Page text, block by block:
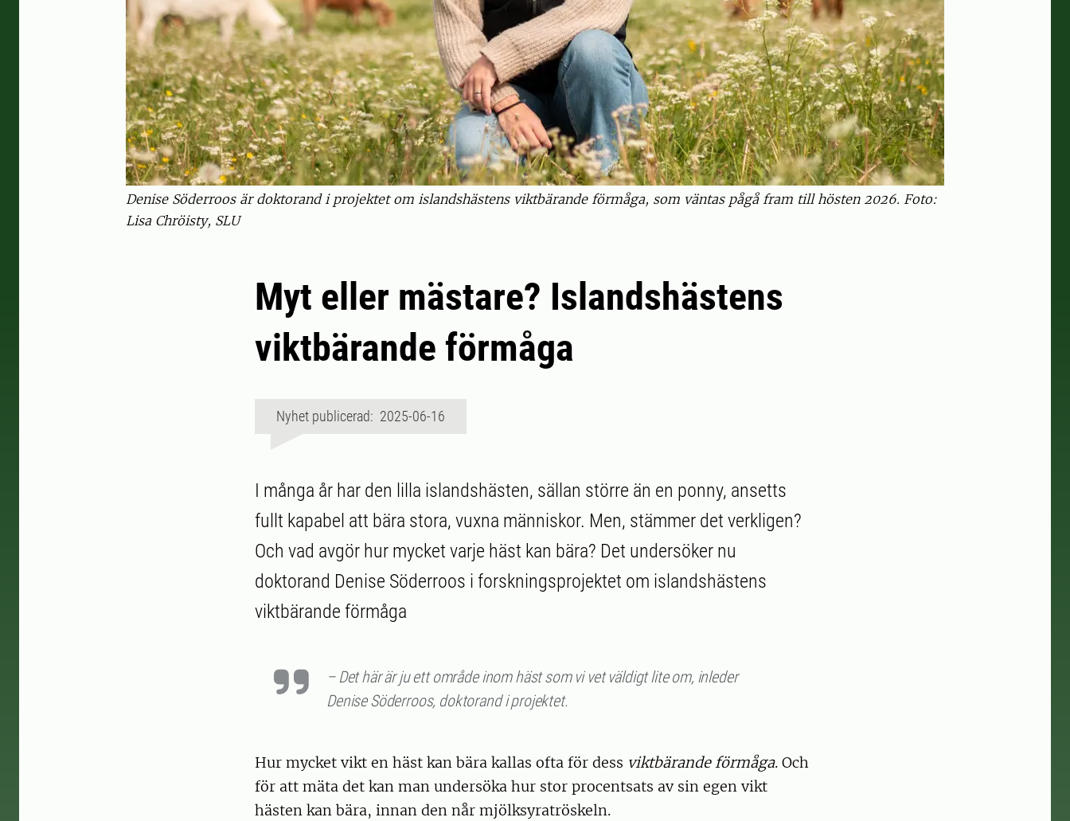
Denise Söderroos är doktorand i projektet om islandshästens viktbärande förmåga, som väntas pågå fram till hösten 2026. Foto:
Lisa Chröisty, SLU
Myt eller mästare? Islandshästens
viktbärande förmåga
Nyhet publicerad: 2025-06-16
I många år har den lilla islandshästen, sällan större än en ponny, ansetts
fullt kapabel att bära stora, vuxna människor. Men, stämmer det verkligen?
Och vad avgör hur mycket varje häst kan bära? Det undersöker nu
doktorand Denise Söderroos i forskningsprojektet om islandshästens
viktbärande förmåga
– Det här är ju ett område inom häst som vi vet väldigt lite om, inleder
Denise Söderroos, doktorand i projektet.
Hur mycket vikt en häst kan bära kallas ofta för dess viktbärande förmåga. Och
för att mäta det kan man undersöka hur stor procentsats av sin egen vikt
hästen kan bära, innan den når mjölksyratröskeln.